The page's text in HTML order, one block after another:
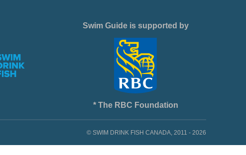
Swim Guide is supported by
* The RBC Foundation
© SWIM DRINK FISH CANADA, 2011 - 2026